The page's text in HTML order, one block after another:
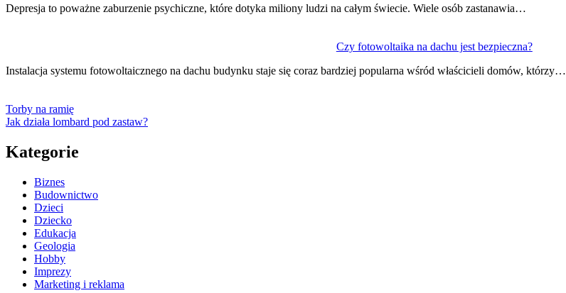
Depresja to poważne zaburzenie psychiczne, które dotyka miliony ludzi na całym świecie. Wiele osób zastanawia…
Czy fotowoltaika na dachu jest bezpieczna?
Instalacja systemu fotowoltaicznego na dachu budynku staje się coraz bardziej popularna wśród właścicieli domów, którzy…
Torby na ramię
Jak działa lombard pod zastaw?
Kategorie
Biznes
Budownictwo
Dzieci
Dziecko
Edukacja
Geologia
Hobby
Imprezy
Marketing i reklama